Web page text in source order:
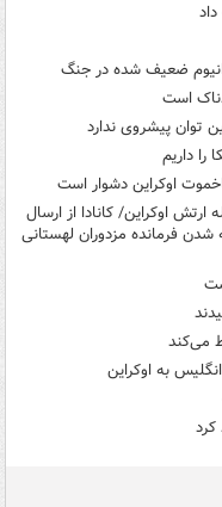
ضعیف شده در جنگ
است
توان پیشروی ندارد
داریم
اوکراین دشوار است
اوکراین/ کانادا از ارسال
شدن فرمانده مزدوران لهستانی
می‌کند
به اوکراین